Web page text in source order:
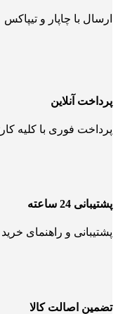
ارسال با چاپار و تیپاکس
پرداخت آنلاین
پرداخت فوری با کلیه
پشتیبانی 24 ساعته
پشتیبانی و راهنمای خرید
تضمین اصالت کالا